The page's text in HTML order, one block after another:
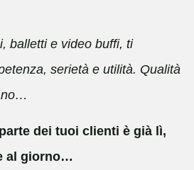
balletti e video buffi, ti
serietà e utilità. Qualità
dei tuoi clienti è già lì,
al giorno…